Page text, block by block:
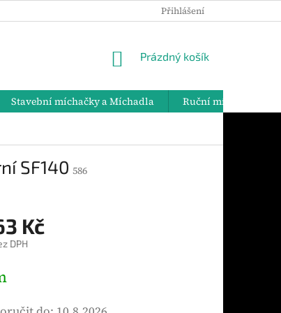
DOPRAVA A PLATBY
Přihlášení
NÁKUPNÍ
Prázdný košík
Stavební míchačky a Míchadla Ruční míchadla
SF140 586
Kč
DPH